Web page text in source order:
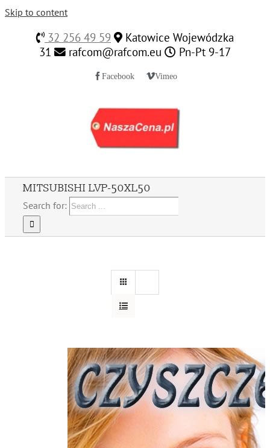
Skip to content
32 256 49 59
Katowice Wojewódzka
31
rafcom@rafcom.eu Pn-Pt 9-17
Facebook Vimeo
MITSUBISHI LVP-50XL50
Search for: